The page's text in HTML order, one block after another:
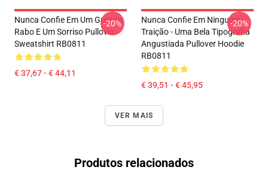
Nunca Confie Em Um Grande
Rabo E Um Sorriso Pullover
Sweatshirt RB0811
€ 37,67 - € 44,11
-20%
Nunca Confie Em Ninguém -
Traição - Uma Bela Tipografia
Angustiada Pullover Hoodie
RB0811
€ 39,51 - € 45,95
-20%
VER MAIS
Produtos relacionados